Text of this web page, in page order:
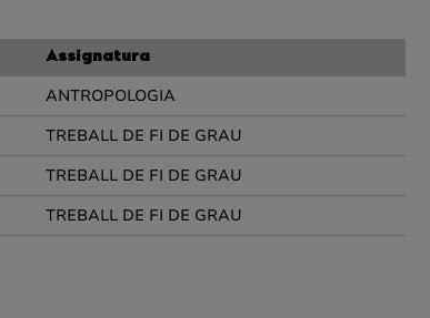
Assignatura
ANTROPOLOGIA
TREBALL DE FI DE GRAU
TREBALL DE FI DE GRAU
TREBALL DE FI DE GRAU